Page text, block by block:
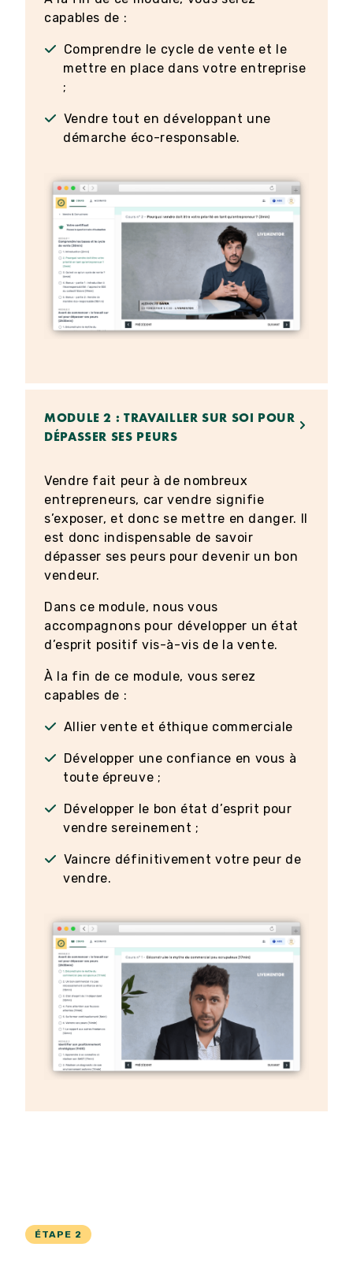
capables de :
Comprendre le cycle de vente et le
mettre en place dans votre entreprise
;
Vendre tout en développant une
démarche éco-responsable.
MODULE 2 : TRAVAILLER SUR SOI POUR
DÉPASSER SES PEURS
Vendre fait peur à de nombreux
entrepreneurs, car vendre signifie
s’exposer, et donc se mettre en danger. Il
est donc indispensable de savoir
dépasser ses peurs pour devenir un bon
vendeur.
Dans ce module, nous vous
accompagnons pour développer un état
d’esprit positif vis-à-vis de la vente.
À la fin de ce module, vous serez
capables de :
Allier vente et éthique commerciale
Développer une confiance en vous à
toute épreuve ;
Développer le bon état d’esprit pour
vendre sereinement ;
Vaincre définitivement votre peur de
vendre.
ÉTAPE 2